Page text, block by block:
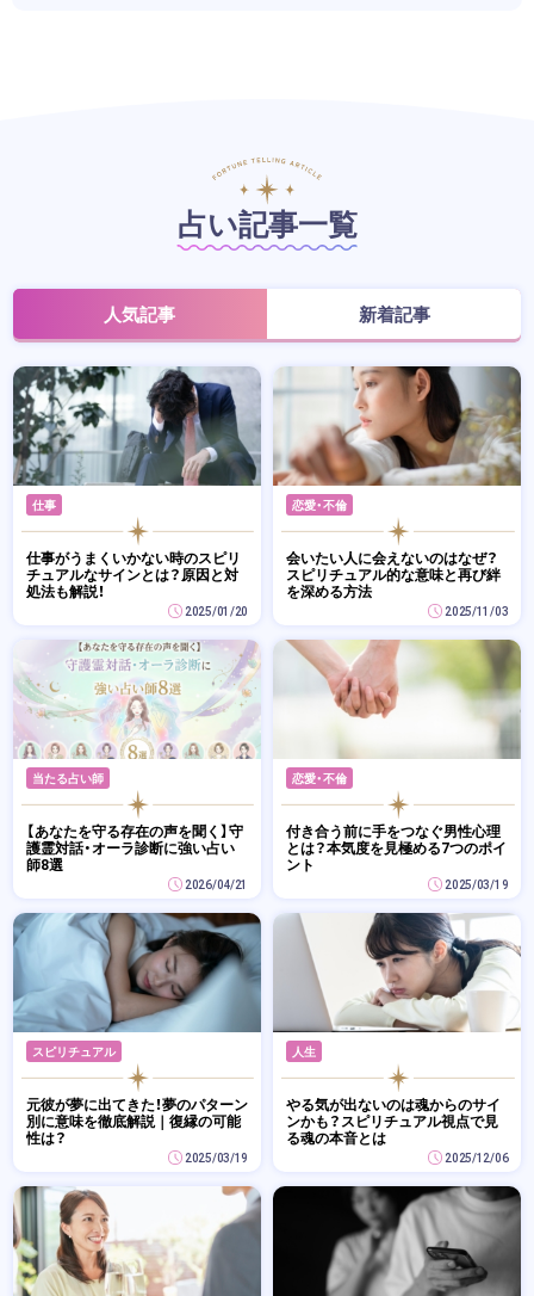
占い記事一覧
人気記事 新着記事
仕事
仕事がうまくいかない時のスピリ
チュアルなサインとは？原因と対
処法も解説！
2025/01/20
恋愛・不倫
会いたい人に会えないのはなぜ？
スピリチュアル的な意味と再び絆
を深める方法
2025/11/03
当たる占い師
【あなたを守る存在の声を聞く】守
護霊対話・オーラ診断に強い占い
師8選
2026/04/21
恋愛・不倫
付き合う前に手をつなぐ男性心理
とは？本気度を見極める7つのポイ
ント
2025/03/19
スピリチュアル
元彼が夢に出てきた！夢のパターン
別に意味を徹底解説｜復縁の可能
性は？
2025/03/19
人生
やる気が出ないのは魂からのサイ
ンかも？スピリチュアル視点で見
る魂の本音とは
2025/12/06